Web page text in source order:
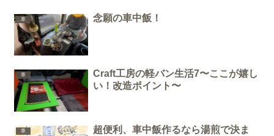
車 念願の車中飯！
車
Craft工房の軽バン生活7〜ここが嬉し
い！改造ポイント〜
車
超便利、車中飯作るなら湯煎で決ま